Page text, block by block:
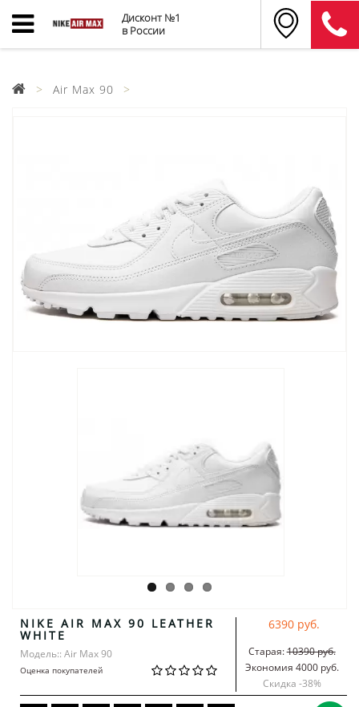
Дисконт №1
в России
Air Max 90
NIKE AIR MAX 90 LEATHER
WHITE
Модель:: Air Max 90
Оценка покупателей
6390 руб.
Старая:10390 руб.
Экономия 4000 руб.
Скидка -38%